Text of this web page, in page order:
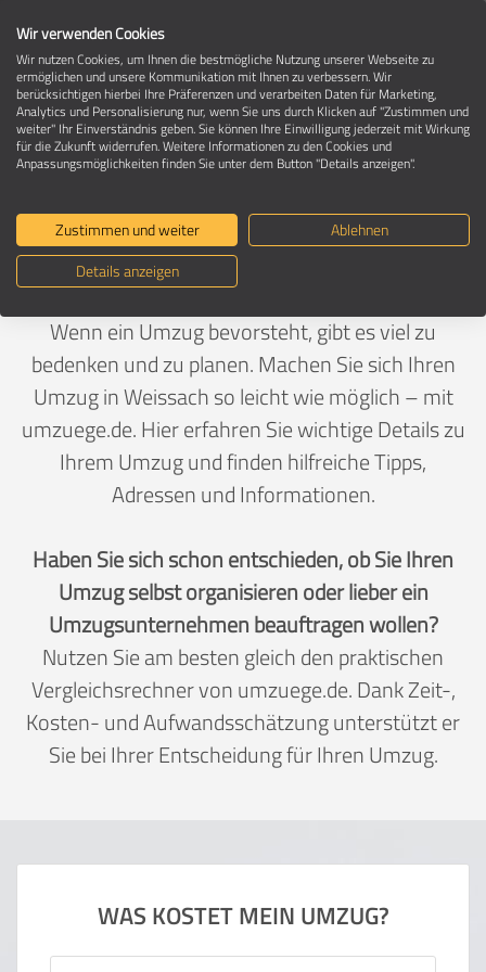
Umzug in 71287 Weissach
Ein Umzug ist Vertrauenssache
Deutschland>Baden-Württemberg>Böblingen,
Landkreis>
Wenn ein Umzug bevorsteht, gibt es viel zu
bedenken und zu planen. Machen Sie sich Ihren
Umzug in Weissach so leicht wie möglich – mit
umzuege.de. Hier erfahren Sie wichtige Details zu
Ihrem Umzug und finden hilfreiche Tipps,
Adressen und Informationen.
Haben Sie sich schon entschieden, ob Sie Ihren
Umzug selbst organisieren oder lieber ein
Umzugsunternehmen beauftragen wollen?
Nutzen Sie am besten gleich den praktischen
Vergleichsrechner von umzuege.de. Dank Zeit-,
Kosten- und Aufwandsschätzung unterstützt er
Sie bei Ihrer Entscheidung für Ihren Umzug.
WAS KOSTET MEIN UMZUG?
Wir verwenden Cookies
Wir nutzen Cookies, um Ihnen die bestmögliche Nutzung unserer Webseite zu
ermöglichen und unsere Kommunikation mit Ihnen zu verbessern. Wir
berücksichtigen hierbei Ihre Präferenzen und verarbeiten Daten für Marketing,
Analytics und Personalisierung nur, wenn Sie uns durch Klicken auf "Zustimmen und
weiter" Ihr Einverständnis geben. Sie können Ihre Einwilligung jederzeit mit Wirkung
für die Zukunft widerrufen. Weitere Informationen zu den Cookies und
Anpassungsmöglichkeiten finden Sie unter dem Button "Details anzeigen".
Zustimmen und weiter
Ablehnen
Details anzeigen